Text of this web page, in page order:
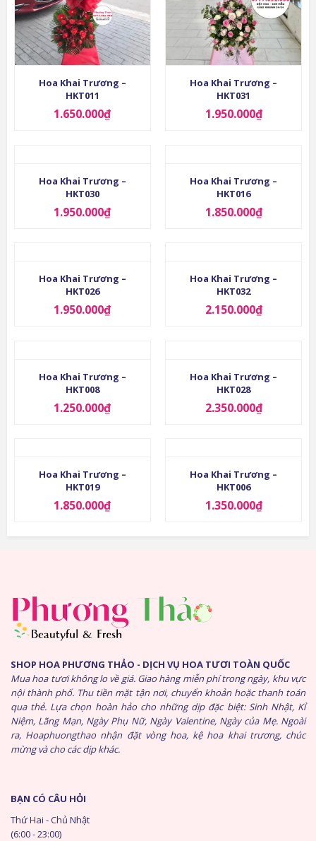
Hoa Khai Trương –
HKT011
1.650.000₫
Hoa Khai Trương –
HKT031
1.950.000₫
Hoa Khai Trương –
HKT030
1.950.000₫
Hoa Khai Trương –
HKT016
1.850.000₫
Hoa Khai Trương –
HKT026
1.950.000₫
Hoa Khai Trương –
HKT032
2.150.000₫
Hoa Khai Trương –
HKT008
1.250.000₫
Hoa Khai Trương –
HKT028
2.350.000₫
Hoa Khai Trương –
HKT019
1.850.000₫
Hoa Khai Trương –
HKT006
1.350.000₫
SHOP HOA PHƯƠNG THẢO - DỊCH VỤ HOA TƯƠI TOÀN QUỐC
Mua hoa tươi không lo về giá. Giao hàng miễn phí trong ngày, khu vực
nội thành phố. Thu tiền mặt tận nơi, chuyển khoản hoặc thanh toán
qua thẻ. Lựa chọn hoàn hảo cho những dịp đặc biệt: Sinh Nhật, Kỉ
Niệm, Lãng Mạn, Ngày Phụ Nữ, Ngày Valentine, Ngày của Mẹ. Ngoài
ra, Hoaphuongthao nhận đặt vòng hoa, kệ hoa khai trương, chúc
mừng và cho các dịp khác.
BẠN CÓ CÂU HỎI
Thứ Hai - Chủ Nhật
(6:00 - 23:00)